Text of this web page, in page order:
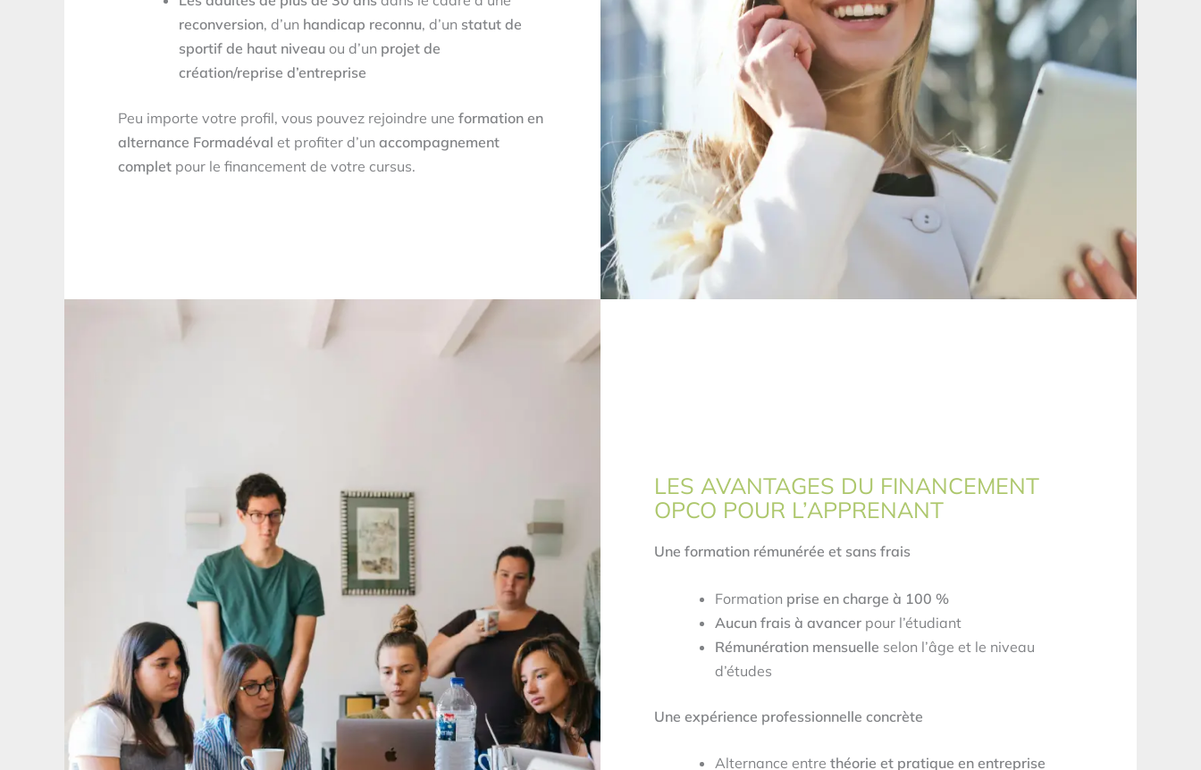
reconversion, d’un handicap reconnu, d’un statut de
sportif de haut niveau ou d’un projet de
création/reprise d’entreprise
Peu importe votre profil, vous pouvez rejoindre une formation en
alternance Formadéval et profiter d’un accompagnement
complet pour le financement de votre cursus.
LES AVANTAGES DU FINANCEMENT
OPCO POUR L’APPRENANT
Une formation rémunérée et sans frais
Formation prise en charge à 100 %
Aucun frais à avancer pour l’étudiant
Rémunération mensuelle selon l’âge et le niveau
d’études
Une expérience professionnelle concrète
Alternance entre théorie et pratique en entreprise